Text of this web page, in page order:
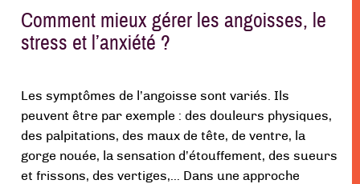
Comment mieux gérer les angoisses, le
stress et l’anxiété ?
Les symptômes de l’angoisse sont variés. Ils
peuvent être par exemple : des douleurs physiques,
des palpitations, des maux de tête, de ventre, la
gorge nouée, la sensation d’étouffement, des sueurs
et frissons, des vertiges,… Dans une approche